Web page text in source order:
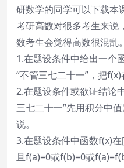
研数学的同学可以下载本
考研高数对很多考生来说
数考生会觉得高数很混乱。
1.在题设条件中给出一个
“不管三七二十一”，把
2.在题设条件或欲证结论
三七二十一”先用积分中
说。
3.在题设条件中函数f(x)
且f(a)=0或f(b)=0或